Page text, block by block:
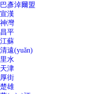
巴彥淖爾盟
宣漢
神灣
昌平
江蘇
清遠(yuǎn)
里水
天津
厚街
楚雄